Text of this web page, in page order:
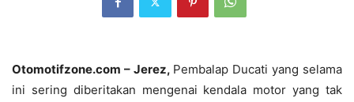
Otomotifzone.com – Jerez, Pembalap Ducati yang selama
ini sering diberitakan mengenai kendala motor yang tak